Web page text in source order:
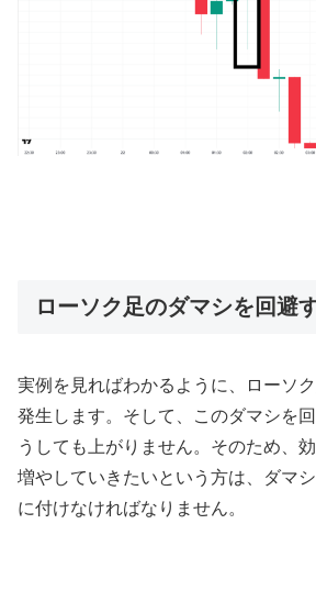
ローソク足のダマシを回避
実例を見ればわかるように、ローソ
発生します。そして、このダマシを
うしても上がりません。そのため、
増やしていきたいという方は、ダマ
に付けなければなりません。